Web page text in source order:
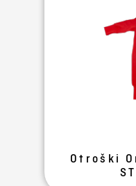
Otroški